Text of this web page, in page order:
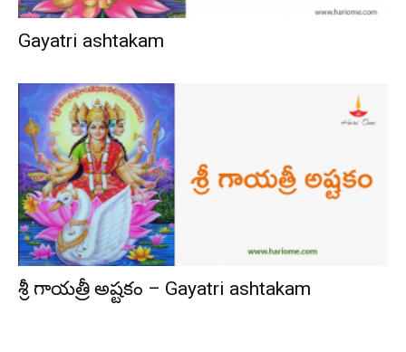
Gayatri ashtakam
శ్రీ గాయత్రీ అష్టకం – Gayatri ashtakam